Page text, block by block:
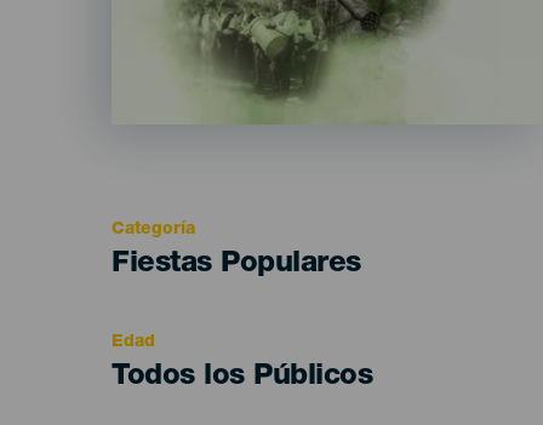
Categoría
Categoría
Fiestas Populares
Edad
Edad
Todos los Públicos